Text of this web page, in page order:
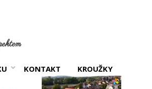
KONTAKT KROUŽKY